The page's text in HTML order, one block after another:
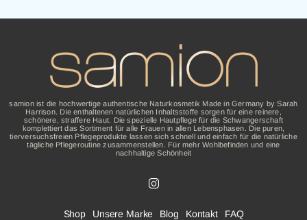
samion ist die hochwertige authentische Naturkosmetik Made in Germany by Sarah
Harrison. Die enthaltenen natürlichen Inhaltsstoffe sorgen für eine reinere,
schönere, straffere Haut. Die spezielle Hautpflege für die Schwangerschaft
komplettiert das Sortiment für alle Frauen in allen Lebensphasen. Die puren,
tierversuchsfreien Pflegeprodukte lassen sich schnell und einfach für die natürliche
tägliche Pflegeroutine zusammenstellen. Für mehr Wohlbefinden und eine
nachhaltige Schönheit
Shop Unsere Marke Blog Kontakt FAQ